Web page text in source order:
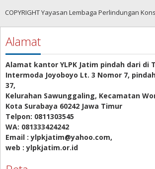
COPYRIGHT Yayasan Lembaga Perlindungan
Alamat
Alamat kantor YLPK Jatim pindah dari di
Intermoda Joyoboyo Lt. 3 Nomor 7,
37,
Kelurahan Sawunggaling, Kecamatan
Kota Surabaya 60242 Jawa Timur
Telpon: 0811303545
WA: 081333424242
Email : ylpkjatim@yahoo.com,
web : ylpkjatim.or.id